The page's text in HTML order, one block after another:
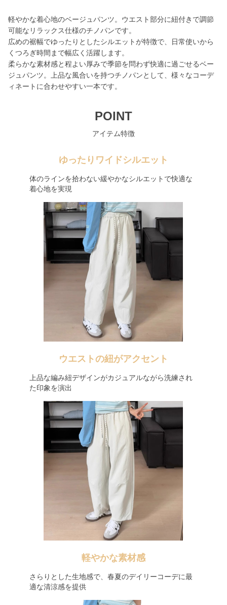
軽やかな着心地のベージュパンツ。ウエスト部分に紐付きで調節
可能なリラックス仕様のチノパンです。
広めの裾幅でゆったりとしたシルエットが特徴で、日常使いから
くつろぎ時間まで幅広く活躍します。
柔らかな素材感と程よい厚みで季節を問わず快適に過ごせるベー
ジュパンツ。上品な風合いを持つチノパンとして、様々なコーデ
ィネートに合わせやすい一本です。
POINT
アイテム特徴
ゆったりワイドシルエット
体のラインを拾わない緩やかなシルエットで快適な
着心地を実現
ウエストの紐がアクセント
上品な編み紐デザインがカジュアルながら洗練され
た印象を演出
軽やかな素材感
さらりとした生地感で、春夏のデイリーコーデに最
適な清涼感を提供